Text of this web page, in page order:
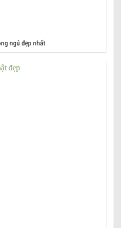
ngủ đẹp nhất